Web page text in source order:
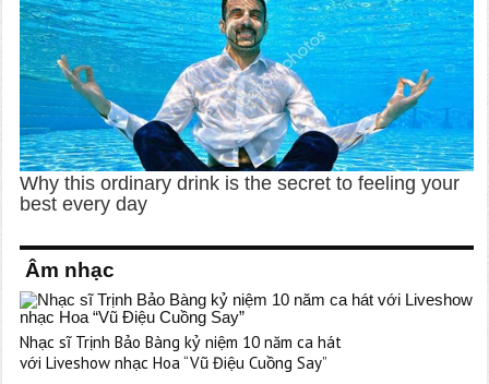
Âm nhạc
Nhạc sĩ Trịnh Bảo Bàng kỷ niệm 10 năm ca hát
với Liveshow nhạc Hoa “Vũ Điệu Cuồng Say”